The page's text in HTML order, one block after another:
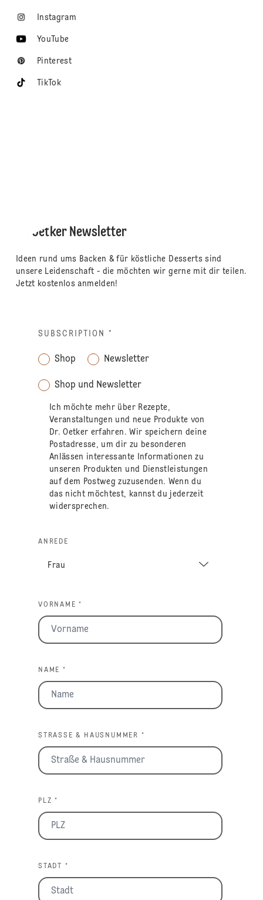
Instagram
YouTube
Pinterest
TikTok
Dr. Oetker Newsletter
Ideen rund ums Backen & für köstliche Desserts sind
unsere Leidenschaft - die möchten wir gerne mit dir teilen.
Jetzt kostenlos anmelden!
SUBSCRIPTION *
Shop Newsletter
Shop und Newsletter
Ich möchte mehr über Rezepte,
Veranstaltungen und neue Produkte von
Dr. Oetker erfahren. Wir speichern deine
Postadresse, um dir zu besonderen
Anlässen interessante Informationen zu
unseren Produkten und Dienstleistungen
auf dem Postweg zuzusenden. Wenn du
das nicht möchtest, kannst du jederzeit
widersprechen.
ANREDE
VORNAME *
NAME *
STRASSE & HAUSNUMMER *
PLZ *
STADT *